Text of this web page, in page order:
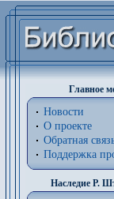
Главное
Новости
О проекте
Обратная
Поддержка
Наследие Р.